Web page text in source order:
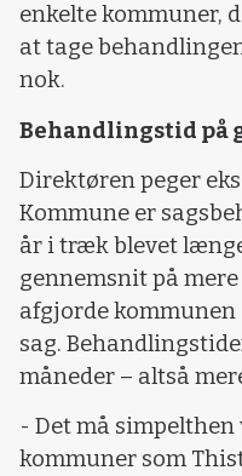
enkelte kommuner,
at tage
nok.
Behandlingstid på
Direktøren peger
Kommune er
år i træk blevet
gennemsnit på
afgjorde kommunen
sag.
måneder – altså
- Det må
kommuner som